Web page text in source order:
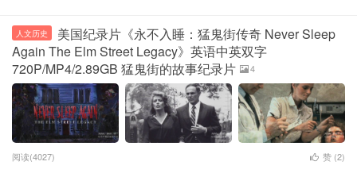
人文历史
美国纪录片《永不入睡：猛鬼街传奇 Never Sleep
Again The Elm Street Legacy》英语中英双字
720P/MP4/2.89GB 猛鬼街的故事纪录片
4
阅读(4027) 赞 (2)